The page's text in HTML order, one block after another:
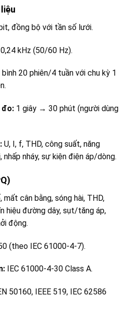
đồng bộ với tần số lưới.
kHz (50/60 Hz).
20 phiên/4 tuần với chu kỳ 1
đo:1 giây → 30 phút (người dùng
U, I, f, THD, công suất, năng
nhấp nháy, sự kiện điện áp/dòng.
mất cân bằng, sóng hài, THD,
hiệu đường dây, sụt/tăng áp,
động.
(theo IEC 61000-4-7).
IEC 61000-4-30 Class A.
50160, IEEE 519, IEC 62586